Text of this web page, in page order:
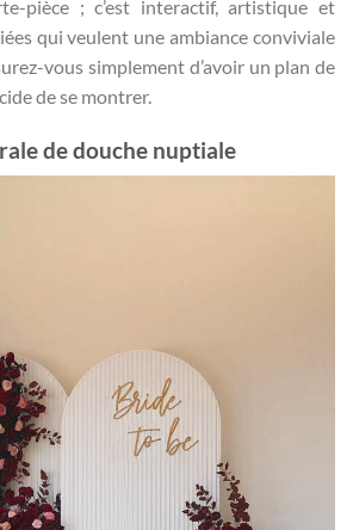
pièce ; c’est interactif, artistique et
qui veulent une ambiance conviviale
vous simplement d’avoir un plan de
de se montrer.
de douche nuptiale